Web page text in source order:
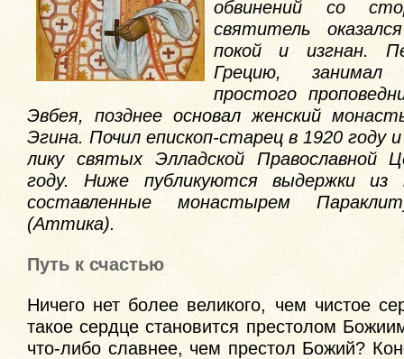
обвинений со
святитель
покой и изгнан.
Грецию,
простого
Эвбея, позднее основал женский
Эгина. Почил епископ-старец в 1920 году
лику святых Элладской Православной
году. Ниже публикуются выдержки из
составленные монастырем
(Аттика).
Путь к счастью
Ничего нет более великого, чем чистое
такое сердце становится престолом
что-либо славнее, чем престол Божий?